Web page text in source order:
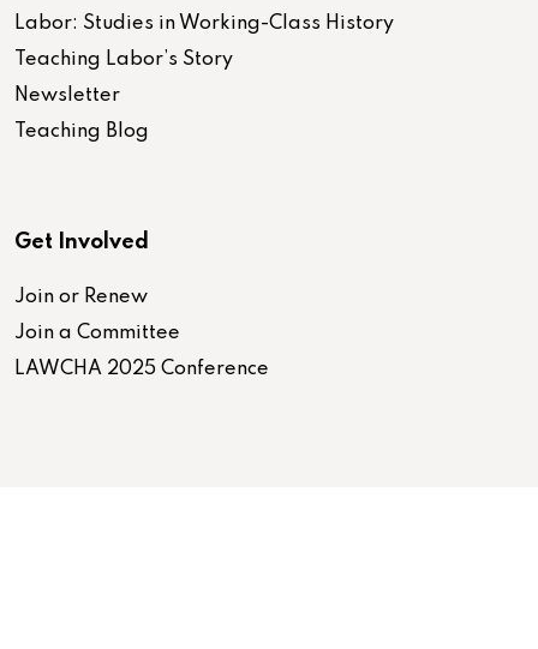
Labor: Studies in Working-Class History
Teaching Labor’s Story
Newsletter
Teaching Blog
Get Involved
Join or Renew
Join a Committee
LAWCHA 2025 Conference